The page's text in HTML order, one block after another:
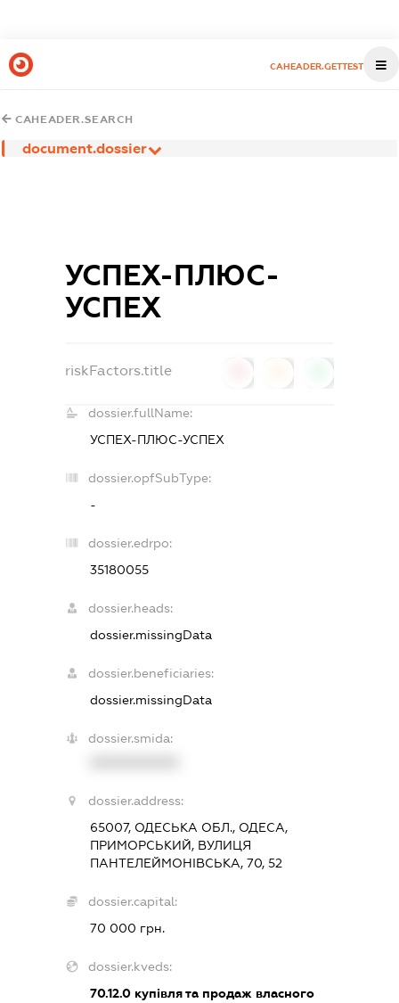
CAHEADER.GETTEST
CAHEADER.SEARCH
document.dossier
УСПЕХ-ПЛЮС-
УСПЕХ
riskFactors.title
dossier.fullName:
УСПЕХ-ПЛЮС-УСПЕХ
dossier.opfSubType:
-
dossier.edrpo:
35180055
dossier.heads:
dossier.missingData
dossier.beneficiaries:
dossier.missingData
dossier.smida:
dossier.address:
65007, ОДЕСЬКА ОБЛ., ОДЕСА,
ПРИМОРСЬКИЙ, ВУЛИЦЯ
ПАНТЕЛЕЙМОНІВСЬКА, 70, 52
dossier.capital:
70 000 грн.
dossier.kveds:
70.12.0 купівля та продаж власного